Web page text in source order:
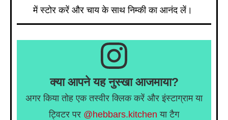
में स्टोर करें और चाय के साथ निम्की का आनंद लें।
क्या आपने यह नुस्खा आजमाया?
अगर किया तोह एक तस्वीर क्लिक करें और इंस्टाग्राम या
ट्विटर पर @hebbars.kitchen या टैग